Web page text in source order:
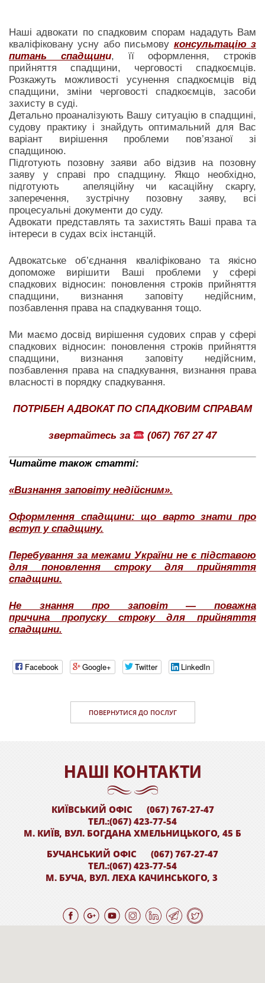
Наші адвокати по спадковим спорам нададуть Вам
кваліфіковану усну або письмову консультацію з
питань спадщини, її оформлення, строків
прийняття спадщини, черговості спадкоємців.
Розкажуть можливості усунення спадкоємців від
спадщини, зміни черговості спадкоємців, засоби
захисту в суді.
Детально проаналізують Вашу ситуацію в спадщині,
судову практику і знайдуть оптимальний для Вас
варіант вирішення проблеми пов’язаної зі
спадщиною.
Підготують позовну заяви або відзив на позовну
заяву у справі про спадщину. Якщо необхідно,
підготують апеляційну чи касаційну скаргу,
заперечення, зустрічну позовну заяву, всі
процесуальні документи до суду.
Адвокати представлять та захистять Ваші права та
інтереси в судах всіх інстанцій.
Адвокатське об’єднання кваліфіковано та якісно
допоможе вирішити Ваші проблеми у сфері
спадкових відносин: поновлення строків прийняття
спадщини, визнання заповіту недійсним,
позбавлення права на спадкування тощо.
Ми маємо досвід вирішення судових справ у сфері
спадкових відносин: поновлення строків прийняття
спадщини, визнання заповіту недійсним,
позбавлення права на спадкування, визнання права
власності в порядку спадкування.
ПОТРІБЕН АДВОКАТ ПО СПАДКОВИМ СПРАВАМ
звертайтесь за (067) 767 27 47
Читайте також статті:
«Визнання заповіту недійсним».
Оформлення спадщини: що варто знати про
вступ у спадщину.
Перебування за межами України не є підставою
для поновлення строку для прийняття
спадщини.
Не знання про заповіт — поважна
причина пропуску строку для прийняття
спадщини.
Facebook Google+ Twitter LinkedIn
ПОВЕРНУТИСЯ ДО ПОСЛУГ
НАШI КОНТАКТИ
КИЇВСЬКИЙ ОФІС
(067) 767-27-47
ТЕЛ.:(067) 423-77-54
М. КИЇВ, ВУЛ. БОГДАНА ХМЕЛЬНИЦЬКОГО, 45 Б
БУЧАНСЬКИЙ ОФІС
(067) 767-27-47
ТЕЛ.:(067) 423-77-54
М. БУЧА, ВУЛ. ЛЕХА КАЧИНСЬКОГО, 3